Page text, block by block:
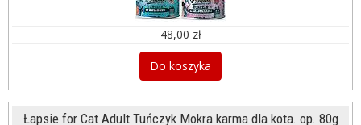
48,00 zł
Do koszyka
Łapsie for Cat Adult Tuńczyk Mokra karma dla kota. op. 80g